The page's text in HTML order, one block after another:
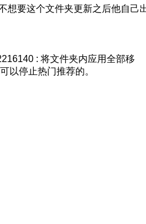
想要这个文件夹更新之后他自己
: 将文件夹内应用全部移
以停止热门推荐的。